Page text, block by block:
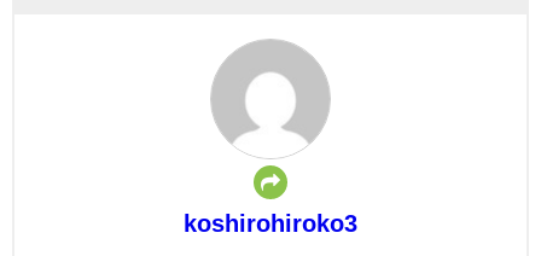
koshirohiroko3